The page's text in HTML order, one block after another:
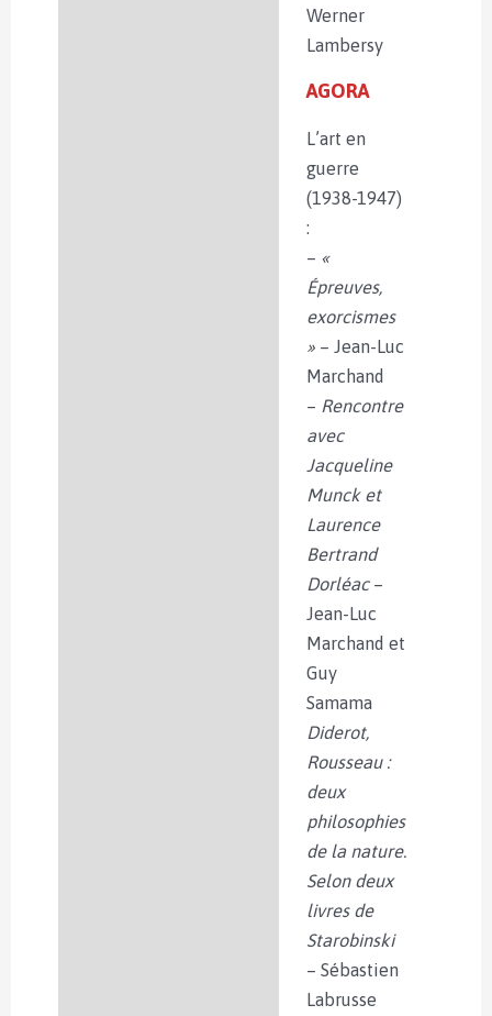
Werner
Lambersy
AGORA
L’art en
guerre
(1938-1947)
:
– «
Épreuves,
exorcismes
»– Jean-Luc
Marchand
– Rencontre
avec
Jacqueline
Munck et
Laurence
Bertrand
Dorléac–
Jean-Luc
Marchand et
Guy
Samama
Diderot,
Rousseau :
deux
philosophies
de la nature.
Selon deux
livres de
Starobinski
– Sébastien
Labrusse